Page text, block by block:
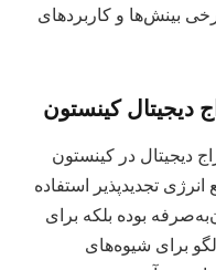
بینش‌ها و کاربردهای
دیجیتال کینستون
دیجیتال در کینستون
تجدیدپذیر استفاده
بوده بلکه برای
برای شیوه‌های